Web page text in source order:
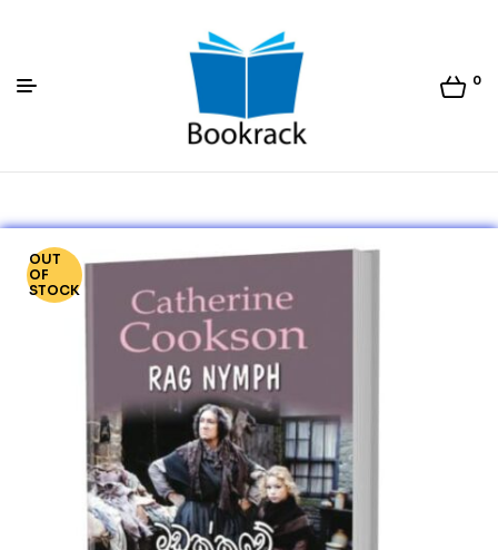
Bookrack.lk
0
OUT
OF
STOCK